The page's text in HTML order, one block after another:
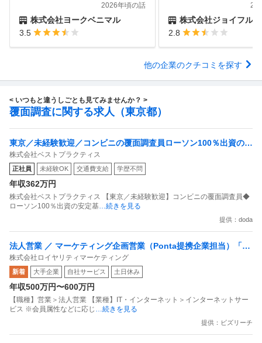
2026年頃の話
株式会社ヨークベニマル
3.5
株式会社ジョイフル
2.8
他の企業のクチコミを探す
< いつもと違うしごとも見てみませんか？ >
覆面調査に関する求人（東京都）
東京／未経験歓迎／コンビニの覆面調査員ローソン100％出資の安
定基盤／月５日在宅／残業月10時間
株式会社ベストプラクティス
正社員 未経験OK 交通費支給 学歴不問
年収362万円
株式会社ベストプラクティス 【東京／未経験歓迎】コンビニの覆面調査員◆
ローソン100％出資の安定基 …続きを見る
提供：doda
法人営業 ／ マーケティング企画営業（Ponta提携企業担当）「国
内最大級の共通ポイントサービスを展開／無駄のない消費社会を
目指すデータマーケティングカンパニー」
株式会社ロイヤリティマーケティング
新着 大手企業 自社サービス 土日休み
年収500万円〜600万円
【職種】営業＞法人営業 【業種】IT・インターネット＞インターネットサー
ビス ※会員属性などに応じ
…続きを見る
提供：ビズリーチ